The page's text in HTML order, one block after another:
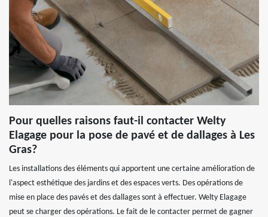
Pour quelles raisons faut-il contacter Welty
Elagage pour la pose de pavé et de dallages à Les
Gras?
Les installations des éléments qui apportent une certaine amélioration de
l'aspect esthétique des jardins et des espaces verts. Des opérations de
mise en place des pavés et des dallages sont à effectuer. Welty Elagage
peut se charger des opérations. Le fait de le contacter permet de gagner